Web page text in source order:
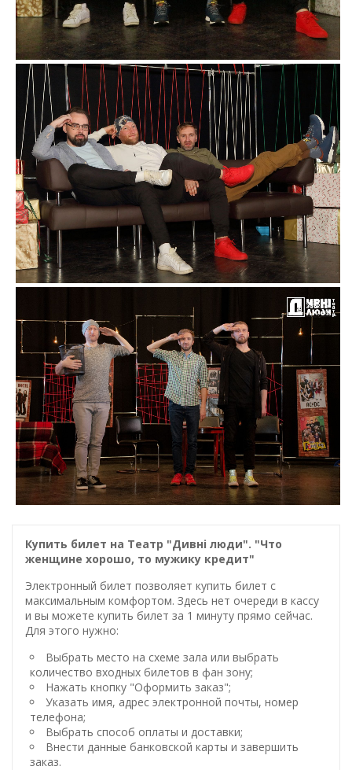
Купить билет на Театр "Дивні люди". "Что
женщине хорошо, то мужику кредит"
Электронный билет позволяет купить билет с
максимальным комфортом. Здесь нет очереди в кассу
и вы можете купить билет за 1 минуту прямо сейчас.
Для этого нужно:
Выбрать место на схеме зала или выбрать
количество входных билетов в фан зону;
Нажать кнопку "Оформить заказ";
Указать имя, адрес электронной почты, номер
телефона;
Выбрать способ оплаты и доставки;
Внести данные банковской карты и завершить
заказ.